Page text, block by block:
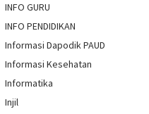
INFO GURU
INFO PENDIDIKAN
Informasi Dapodik PAUD
Informasi Kesehatan
Informatika
Injil